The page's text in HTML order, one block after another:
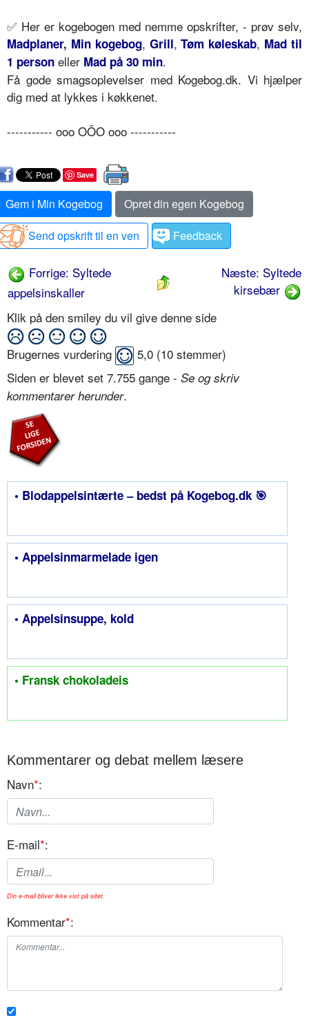
✅ Her er kogebogen med nemme opskrifter, - prøv selv,
Madplaner, Min kogebog, Grill,Tøm køleskab, Mad til
1 person eller Mad på 30 min.
Få gode smagsoplevelser med Kogebog.dk. Vi hjælper
dig med at lykkes i køkkenet.
----------- ooo OÔO ooo -----------
Save
Gem i Min Kogebog
Opret din egen Kogebog
Send opskrift til en ven
Feedback
Forrige: Syltede
appelsinskaller
Næste: Syltede
kirsebær
Klik på den smiley du vil give denne side
Brugernes vurdering 5,0 (10 stemmer)
Siden er blevet set 7.755 gange - Se og skriv
kommentarer herunder.
• Blodappelsintærte – bedst på Kogebog.dk 🎯
• Appelsinmarmelade igen
• Appelsinsuppe, kold
• Fransk chokoladeis
Kommentarer og debat mellem læsere
Navn*:
E-mail*:
Din e-mail bliver ikke vist på sitet.
Kommentar*: